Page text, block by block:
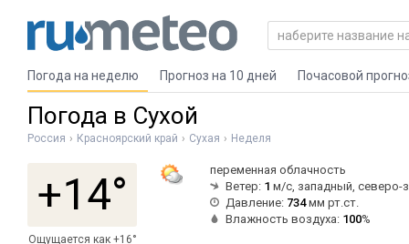
Погода на неделю Прогноз на 10 дней Почасовой
Погода в Сухой
Россия Красноярский край Сухая Неделя
+14°
Ощущается как +16°
переменная облачность
Ветер: 1 м/с, западный, северо-
Давление: 734мм рт.ст.
Влажность воздуха: 100%